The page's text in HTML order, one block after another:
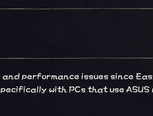
performance issues since
with PCs that use ASUS